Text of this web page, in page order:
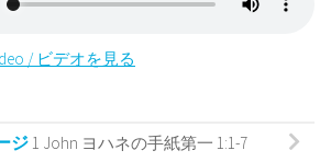
/ ビデオを見る
ジ 1 John ヨハネの手紙第一 1:1-7